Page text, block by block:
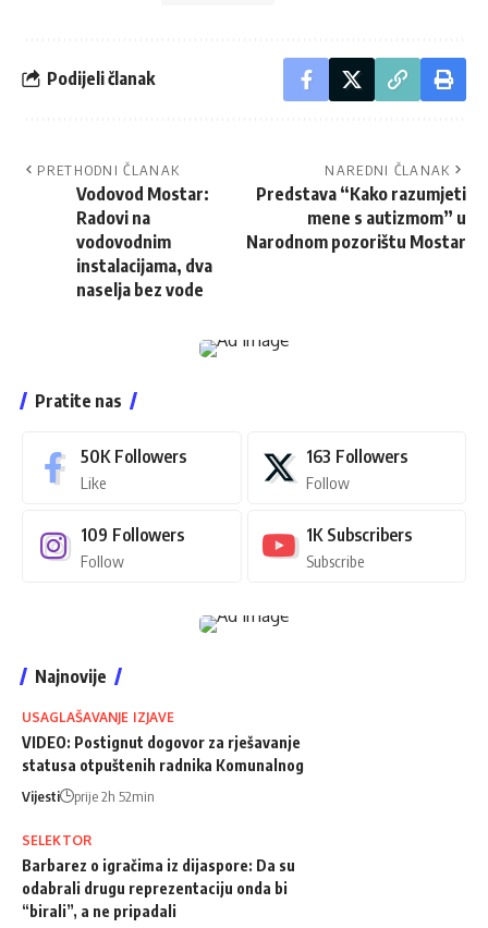
Podijeli članak
PRETHODNI ČLANAK
Vodovod Mostar:
Radovi na
vodovodnim
instalacijama, dva
naselja bez vode
NAREDNI ČLANAK
Predstava “Kako razumjeti
mene s autizmom” u
Narodnom pozorištu Mostar
Pratite nas
50K Followers
Like
163 Followers
Follow
109 Followers
Follow
1K Subscribers
Subscribe
Najnovije
USAGLAŠAVANJE IZJAVE
VIDEO: Postignut dogovor za rješavanje
statusa otpuštenih radnika Komunalnog
Vijesti prije 2h 52min
SELEKTOR
Barbarez o igračima iz dijaspore: Da su
odabrali drugu reprezentaciju onda bi
“birali”, a ne pripadali